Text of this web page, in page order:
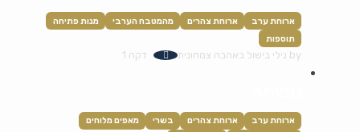
ארוחת ערב ארוחת צהרים מהמטבח הערבי
מנות פתיחה
תוספות
by נילי בישול באהבה צמחונית דקה 1
ארוחת ערב ארוחת צהרים בשרי
מאפים מלוחים